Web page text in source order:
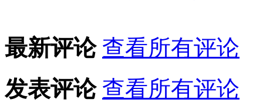
最新评论 查看所有评论
发表评论 查看所有评论